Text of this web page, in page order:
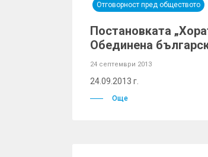
Отговорност пред обществото
Постановката
Обединена
24 септември 2013
24.09.2013 г.
Още